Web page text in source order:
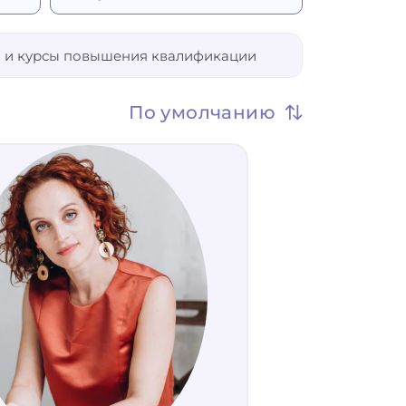
Более 7 лет
курсы повышения квалификации
По умолчанию